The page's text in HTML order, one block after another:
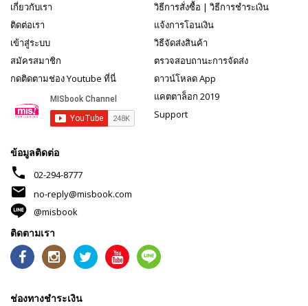
เกี่ยวกับเรา
ติดต่อเรา
เข้าสู่ระบบ
สมัครสมาชิก
กดติดตามช่อง Youtube ที่นี่
วิธีการสั่งซื้อ | วิธีการชำระเงิน
แจ้งการโอนเงิน
วิธีจัดส่งสินค้า
ตรวจสอบถานะการจัดส่ง
ดาวน์โหลด App
แคตตาล็อก 2019
Support
ข้อมูลติดต่อ
phone 02-294-8777
mail
no-reply@misbook.com
@misbook
ติดตามเรา
ช่องทางชำระเงิน